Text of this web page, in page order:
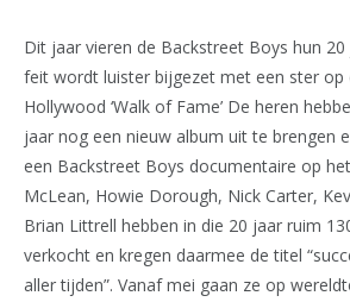
Dit jaar vieren de Backstreet Boys hun
feit wordt luister bijgezet met een ster op
Hollywood ‘Walk of Fame’ De heren
jaar nog een nieuw album uit te brengen
een Backstreet Boys documentaire op
McLean, Howie Dorough, Nick Carter,
Brian Littrell hebben in die 20 jaar ruim
verkocht en kregen daarmee de titel
aller tijden”. Vanaf mei gaan ze op